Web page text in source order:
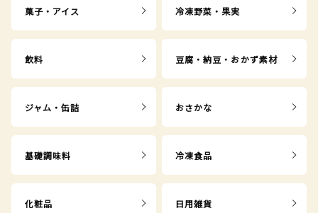
菓子・アイス 冷凍野菜・果実
飲料 豆腐・納豆・おかず素材
ジャム・缶詰 おさかな
基礎調味料 冷凍食品
化粧品 日用雑貨